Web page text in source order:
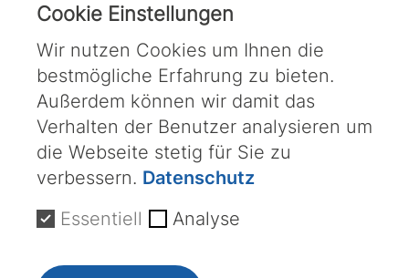
sie sind“. Alle Informationen, die Sie auf
unseren Internetseiten finden, wurden
von uns mit Sorgfalt ausgewählt.
Gleichwohl können wir keine Gewähr für
die Richtigkeit, Vollständigkeit und
Aktualität der Informationen in unserer
Website übernehmen. Die Nutzung der
Inhalte der Website erfolgt auf eigene
gekennzeichnete Beiträge geben die
Cookie Einstellungen
Wir nutzen Cookies um Ihnen die
bestmögliche Erfahrung zu bieten.
Außerdem können wir damit das
Verhalten der Benutzer analysieren um
die Webseite stetig für Sie zu
verbessern. Datenschutz
Essentiell
Analyse